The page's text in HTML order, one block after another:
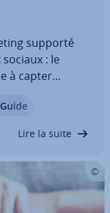
supporté
: le
à capter
de rester à la
Guide
Lire la suite